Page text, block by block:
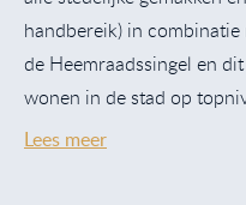
handbereik) in
de Heemraadssingel en
wonen in de stad op
Lees meer